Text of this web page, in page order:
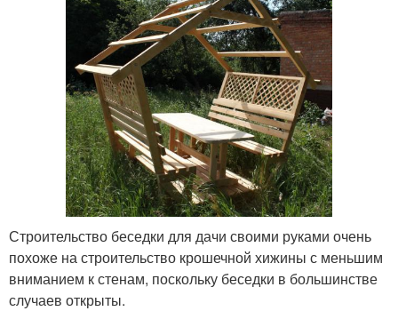
Строительство беседки для дачи своими руками очень
похоже на строительство крошечной хижины с меньшим
вниманием к стенам, поскольку беседки в большинстве
случаев открыты.